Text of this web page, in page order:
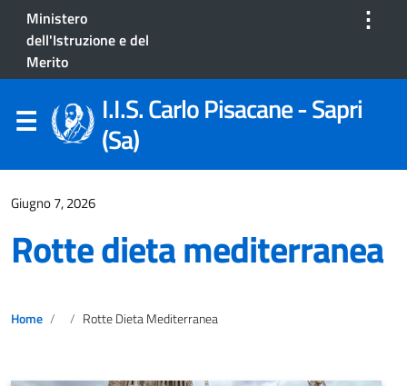
Ministero
dell'Istruzione e del
Merito
⋮
I.I.S. Carlo Pisacane - Sapri
(Sa)
Giugno 7, 2026
Rotte dieta mediterranea
Home Rotte Dieta Mediterranea